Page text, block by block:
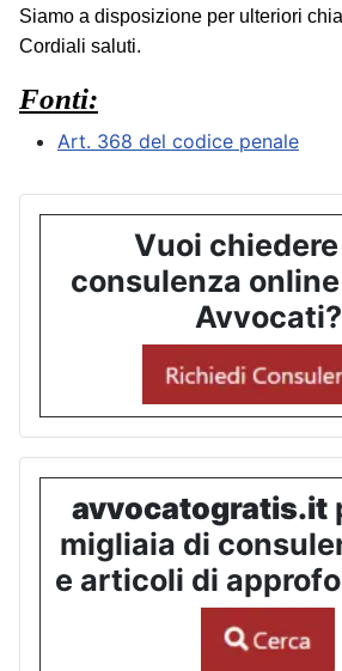
Siamo a disposizione per ulteriori
Cordiali saluti.
Fonti:
Art. 368 del codice penale
Vuoi
consulenza
Avvocati?
avvocatogratis.it
migliaia di
e articoli di